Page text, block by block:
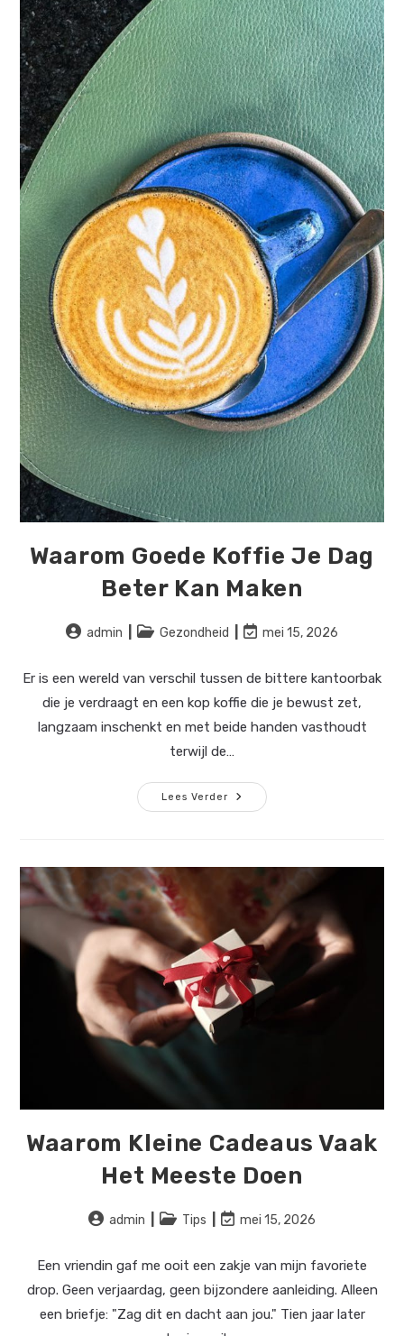
Waarom Goede Koffie Je Dag
Beter Kan Maken
Bericht
admin Berichtcategorie:
Gezondheid
Laatste
in
mei 15, 2026
Er is een wereld van verschil tussen de bittere kantoorbak
die je verdraagt en een kop koffie die je bewust zet,
langzaam inschenkt en met beide handen vasthoudt
terwijl de…
Lees Verder
Waarom
Goede
Maken
Waarom Kleine Cadeaus Vaak
Het Meeste Doen
Bericht
admin Berichtcategorie:
Tips
Laatste
bericht:
mei 15, 2026
Een vriendin gaf me ooit een zakje van mijn favoriete
drop. Geen verjaardag, geen bijzondere aanleiding. Alleen
een briefje: "Zag dit en dacht aan jou." Tien jaar later